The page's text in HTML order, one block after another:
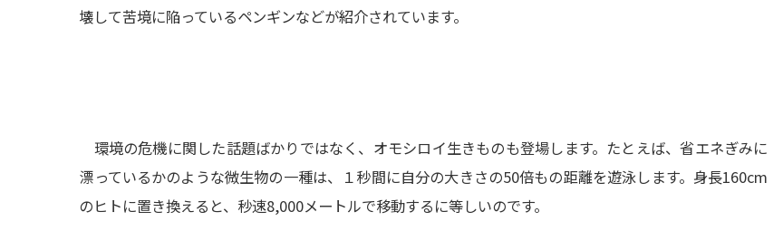
壊して苦境に陥っているペンギンなどが紹介されています。
環境の危機に関した話題ばかりではなく、オモシロイ生きものも登場します。たとえば、省エネぎみに
漂っているかのような微生物の一種は、１秒間に自分の大きさの50倍もの距離を遊泳します。身長160cm
のヒトに置き換えると、秒速8,000メートルで移動するに等しいのです。